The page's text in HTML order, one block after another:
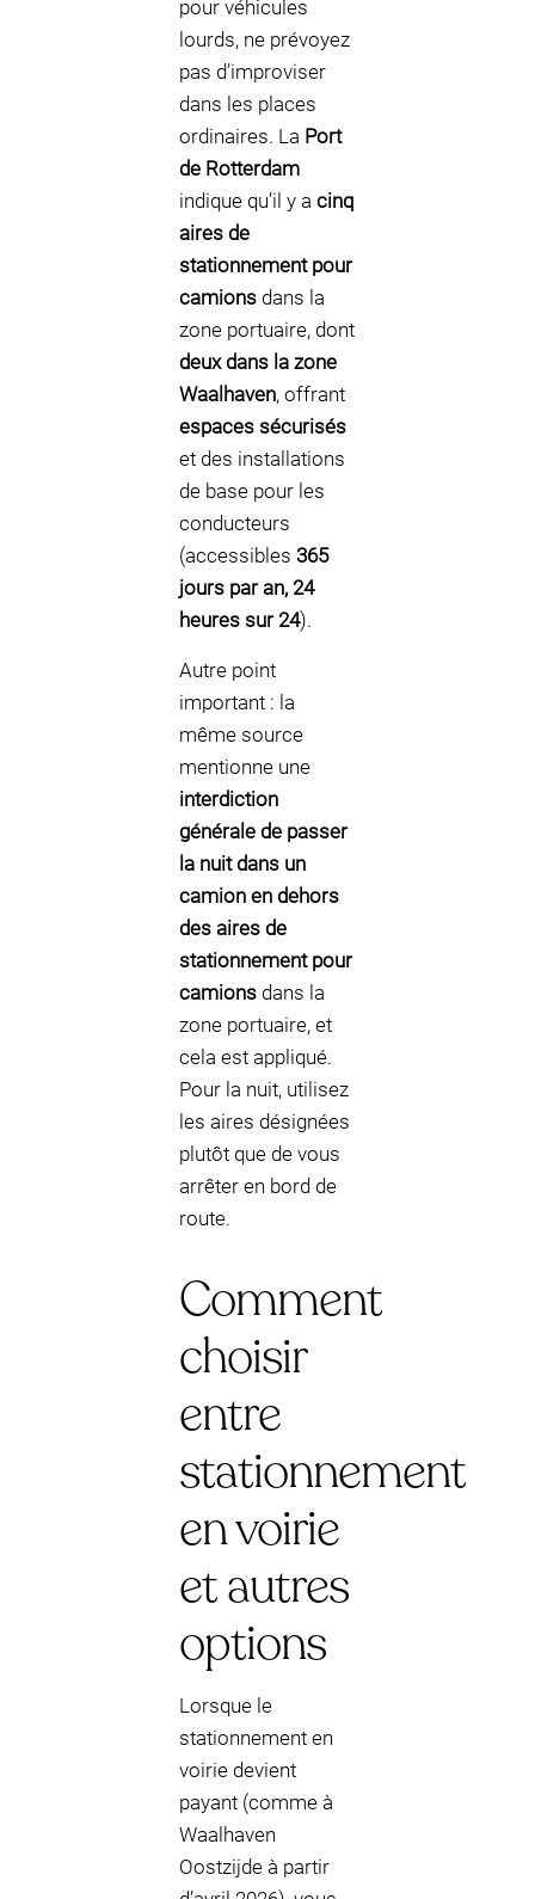
pour véhicules
lourds, ne prévoyez
pas d’improviser
dans les places
ordinaires. La Port
de Rotterdam
indique qu’il y a cinq
aires de
stationnement pour
camions dans la
zone portuaire, dont
deux dans la zone
Waalhaven, offrant
espaces sécurisés
et des installations
de base pour les
conducteurs
(accessibles 365
jours par an, 24
heures sur 24).
Autre point
important : la
même source
mentionne une
interdiction
générale de passer
la nuit dans un
camion en dehors
des aires de
stationnement pour
camions dans la
zone portuaire, et
cela est appliqué.
Pour la nuit, utilisez
les aires désignées
plutôt que de vous
arrêter en bord de
route.
Comment
choisir
entre
stationnement
en voirie
et autres
options
Lorsque le
stationnement en
voirie devient
payant (comme à
Waalhaven
Oostzijde à partir